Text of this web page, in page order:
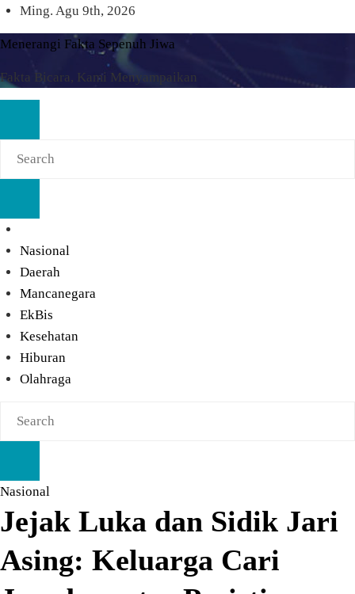
Skip
to
content
Ming. Agu 9th, 2026
Menerangi Fakta Sepenuh Jiwa
Fakta Bicara, Kami Menyampaikan
Nasional
Daerah
Mancanegara
EkBis
Kesehatan
Hiburan
Olahraga
Nasional
Jejak Luka dan Sidik Jari
Asing: Keluarga Cari